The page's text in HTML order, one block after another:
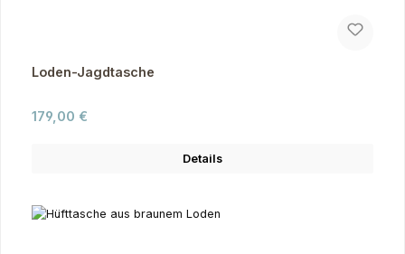
Loden-Jagdtasche
Regulärer Preis:
179,00 €
Details